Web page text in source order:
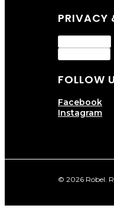
PRIVACY
FOLLOW
Facebook
Instagram
© 2026 Robel.